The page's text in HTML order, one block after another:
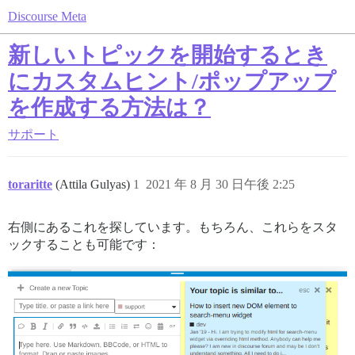
Discourse Meta
新しいトピックを開始するとき
にカスタムヒント/ポップアップ
を作成する方法は？
サポート
toraritte (Attila Gulyas) 2021 年 8 月 30 日午後 2:25
1
右側にあるこれを探しています。もちろん、これらをスタ
ックすることも可能です：